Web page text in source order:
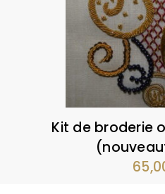
Kit de broderie